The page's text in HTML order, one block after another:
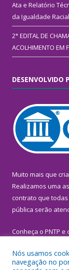
Ata e Relatório
da Igualdade
2° EDITAL DE
ACOLHIMENTO EM
DESENVOLVIDO
Muito mais que
Realizamos uma
contrato que
pública serão
Conheça o PNTP e
Nós usamos
navegação no